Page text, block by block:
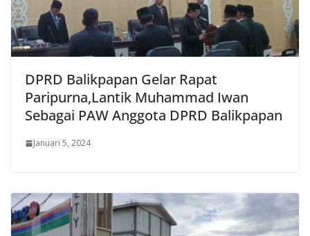
DPRD Balikpapan Gelar Rapat
Paripurna,Lantik Muhammad Iwan
Sebagai PAW Anggota DPRD Balikpapan
Januari 5, 2024